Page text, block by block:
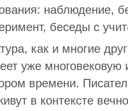
наблюдение,
беседы с
как и многие
уже
времени.
в контексте